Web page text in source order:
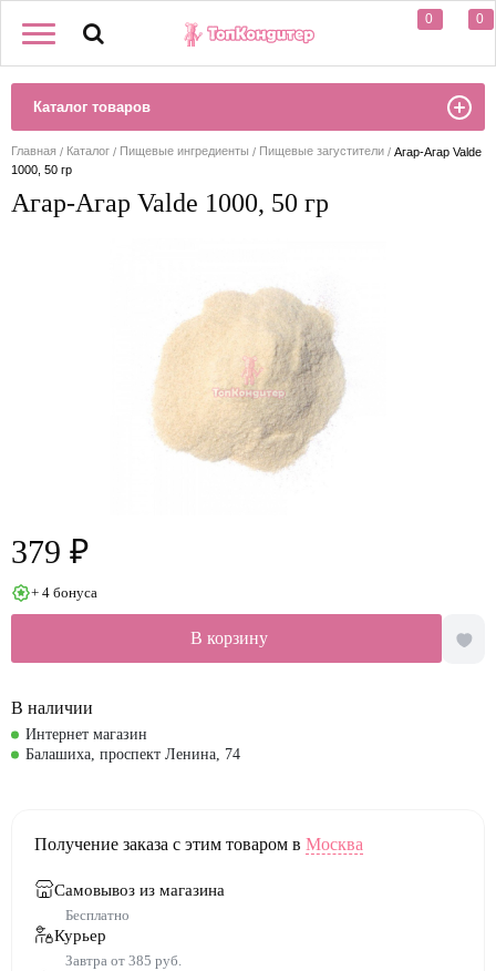
0 0
Каталог товаров
Главная Каталог Пищевые ингредиенты Пищевые загустители
Агар-Агар Valde
1000, 50 гр
Агар-Агар Valde 1000, 50 гр
379 ₽
+ 4 бонуса
В корзину
В наличии
Интернет магазин
Балашиха, проспект Ленина, 74
Получение заказа с этим товаром в Москва
Самовывоз из магазина
Бесплатно
Курьер
Завтра от 385 руб.